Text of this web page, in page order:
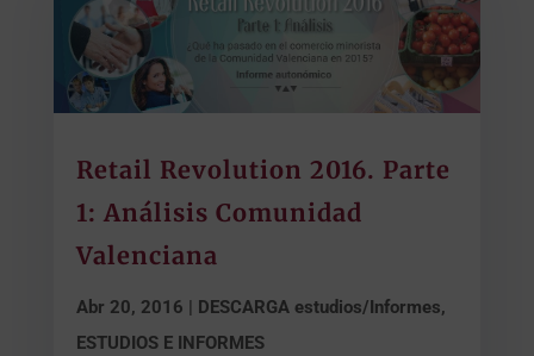
Retail Revolution 2016. Parte
1: Análisis Comunidad
Valenciana
Abr 20, 2016 | DESCARGA estudios/Informes,
ESTUDIOS E INFORMES